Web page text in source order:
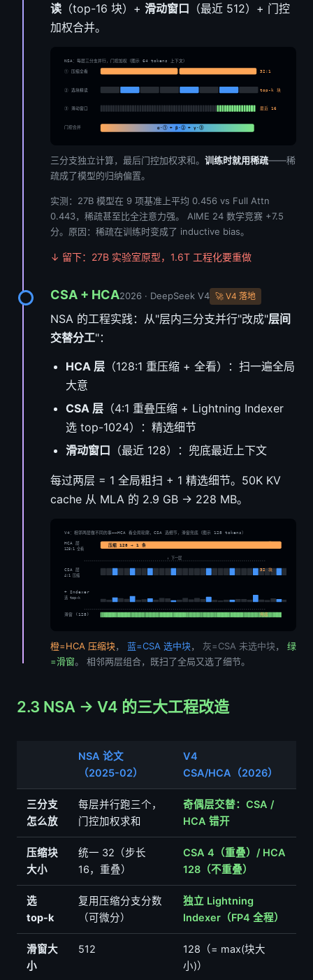
读 （top-16 块）+ 滑动窗口 （最近 512）+ 门控
加权合并。
NSA：每层三分支并行，门控加权（图示 64 tokens 上下文）
① 压缩全看 32:1
② 选块精读 top-k 块
③ 滑动窗口 最近 16
门控合并 α·① + β·② + γ·③
三分支独立计算，最后门控加权求和。 训练时就用稀疏——稀
疏成了模型的归纳偏置。
实测：27B 模型在 9 项基准上平均 0.456 vs Full Attn
0.443，稀疏甚至比全注意力强。 AIME 24 数学竞赛 +7.5
分。原因：稀疏在训练时变成了 inductive bias。
↓ 留下：27B 实验室原型，1.6T 工程化要重做
CSA + HCA2026 · DeepSeek V4 🚀 V4 落地
NSA 的工程实践：从"层内三分支并行"改成"层间
交替分工"：
HCA 层 （128:1 重压缩 + 全看）：扫一遍全局
大意
CSA 层 （4:1 重叠压缩 + Lightning Indexer
选 top-1024）：精选细节
滑动窗口 （最近 128）：兜底最近上下文
每过两层 = 1 全局粗扫 + 1 精选细节。50K KV
cache 从 MLA 的 2.9 GB → 228 MB。
V4：相邻两层做不同的事——HCA 看全局轮廓，CSA 选细节，滑窗兜底（图示 128 tokens）
HCA 层
128:1 全看
压缩 128 → 1 条 ≈1 块
↓ 下一层
CSA 层
4:1 压缩
32 块
+ Indexer
选 top-k
滑窗 (128) 兜底
橙=HCA 压缩块， 蓝=CSA 选中块， 灰=CSA 未选中块， 绿
=滑窗。 相邻两层组合，既扫了全局又选了细节。
2.3 NSA → V4 的三大工程改造
NSA 论文
（2025-02）
V4
CSA/HCA（2026）
三分支
怎么放
每层并行跑三个，
门控加权求和
奇偶层交替：CSA /
HCA 错开
压缩块
大小
统一 32（步长
16，重叠）
CSA 4（重叠）/ HCA
128（不重叠）
选
top-k
复用压缩分支分数
（可微分）
独立 Lightning
Indexer（FP4 全程）
滑窗大
小
512
128（= max(块大
小)）